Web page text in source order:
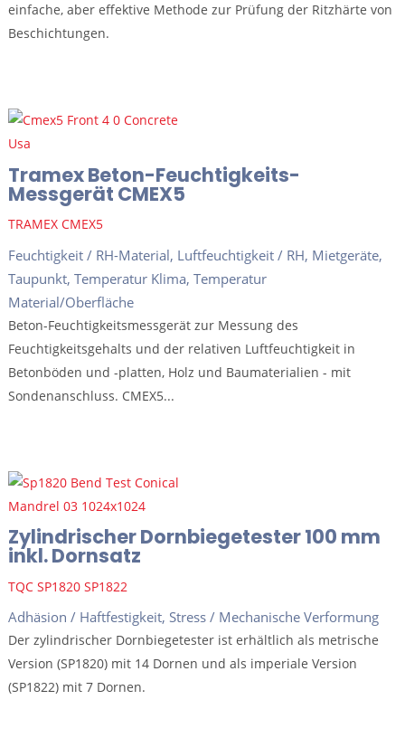
einfache, aber effektive Methode zur Prüfung der Ritzhärte von
Beschichtungen.
Tramex Beton-Feuchtigkeits-
Messgerät CMEX5
TRAMEX CMEX5
Feuchtigkeit / RH-Material, Luftfeuchtigkeit / RH, Mietgeräte,
Taupunkt, Temperatur Klima, Temperatur
Material/Oberfläche
Beton-Feuchtigkeitsmessgerät zur Messung des
Feuchtigkeitsgehalts und der relativen Luftfeuchtigkeit in
Betonböden und -platten, Holz und Baumaterialien - mit
Sondenanschluss. CMEX5...
Zylindrischer Dornbiegetester 100 mm
inkl. Dornsatz
TQC SP1820 SP1822
Adhäsion / Haftfestigkeit, Stress / Mechanische Verformung
Der zylindrischer Dornbiegetester ist erhältlich als metrische
Version (SP1820) mit 14 Dornen und als imperiale Version
(SP1822) mit 7 Dornen.